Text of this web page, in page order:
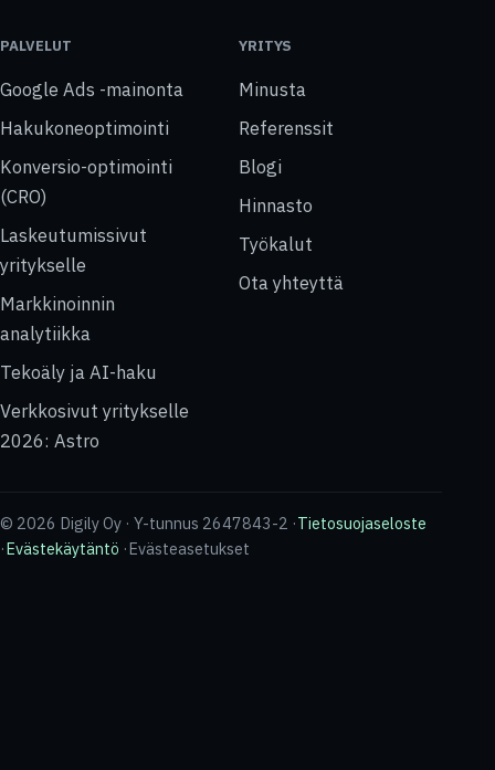
PALVELUT
Google Ads -mainonta
Hakukoneoptimointi
Konversio-optimointi
(CRO)
Laskeutumissivut
yritykselle
Markkinoinnin
analytiikka
Tekoäly ja AI-haku
Verkkosivut yritykselle
2026: Astro
YRITYS
Minusta
Referenssit
Blogi
Hinnasto
Työkalut
Ota yhteyttä
© 2026 Digily Oy · Y-tunnus 2647843-2 ·Tietosuojaseloste
·Evästekäytäntö ·Evästeasetukset